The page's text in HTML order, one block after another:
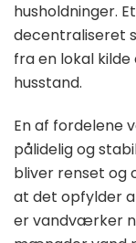
husholdninger.
decentraliseret
fra en lokal
husstand.
En af fordelene
pålidelig og
bliver renset og
at det opfylder
er vandværker